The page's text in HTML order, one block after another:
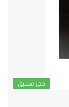
حجز مسبق